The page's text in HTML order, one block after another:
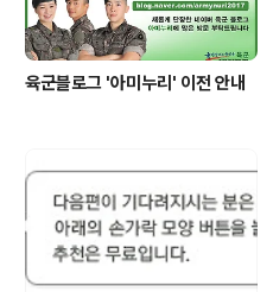
육군블로그 '아미누리' 이전 안내